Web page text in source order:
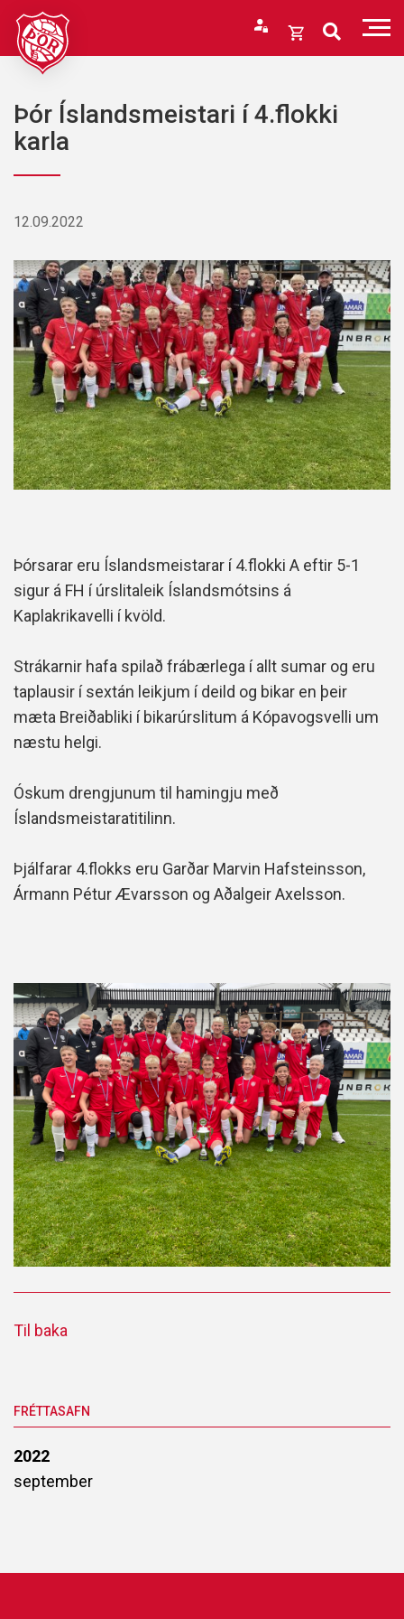
Fara
efni
Opna
Karfan þín
Karfan er tóm.
Þór Íslandsmeistari í 4.flokki
karla
12.09.2022
Þórsarar eru Íslandsmeistarar í 4.flokki A eftir 5-1
sigur á FH í úrslitaleik Íslandsmótsins á
Kaplakrikavelli í kvöld.
Strákarnir hafa spilað frábærlega í allt sumar og eru
taplausir í sextán leikjum í deild og bikar en þeir
mæta Breiðabliki í bikarúrslitum á Kópavogsvelli um
næstu helgi.
Óskum drengjunum til hamingju með
Íslandsmeistaratitilinn.
Þjálfarar 4.flokks eru Garðar Marvin Hafsteinsson,
Ármann Pétur Ævarsson og Aðalgeir Axelsson.
Til baka
FRÉTTASAFN
2022
september